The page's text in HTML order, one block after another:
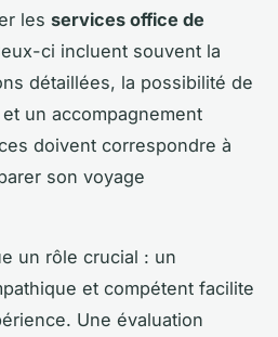
les services office de
ci incluent souvent la
détaillées, la possibilité de
un accompagnement
doivent correspondre à
son voyage
un rôle crucial : un
et compétent facilite
Une évaluation